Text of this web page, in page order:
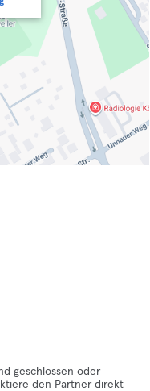
geschlossen oder
den Partner direkt